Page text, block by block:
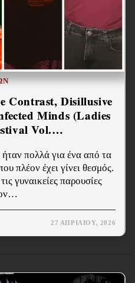
Contrast, Disillusive
Minds (Ladies
Vol.…
πολλά για ένα από τα
πλέον έχει γίνει θεσμός.
γυναικείες παρουσίες
27 ΑΠΡΙΛΊΟΥ, 2026